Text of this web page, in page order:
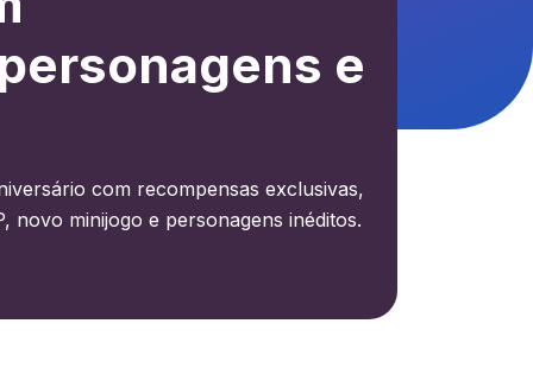
e
com recompensas exclusivas,
novo minijogo e personagens inéditos.